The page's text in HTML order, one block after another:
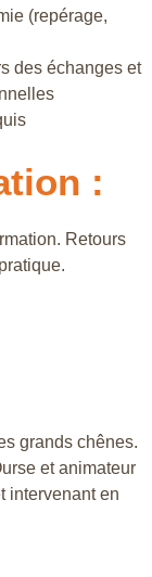
(repérage,
des échanges et
:
Retours
grands chênes.
et animateur
intervenant en